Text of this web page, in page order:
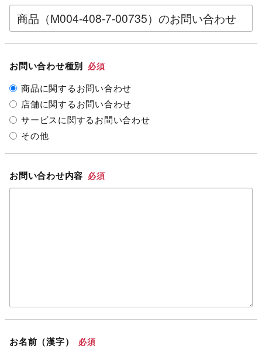
お問い合わせ種別 必須
商品に関するお問い合わせ
店舗に関するお問い合わせ
サービスに関するお問い合わせ
その他
お問い合わせ内容 必須
お名前（漢字） 必須